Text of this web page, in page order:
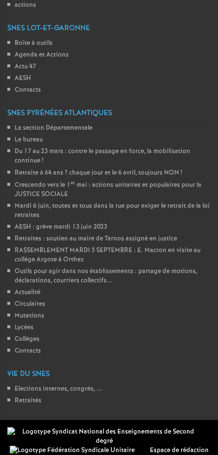
actions
SNES LOT-ET-GARONNE
Boîte à outils
Agenda et Actions
Actu 47
AESH
Contacts
SNES PYRÉNÉES ATLANTIQUES
La section Départementale
Le bureau
Du 17 au 23 mars : contre le passage en force, la mobilisation
continue!
Retraite à 64 ans ? chaque jour et le 6 avril, toujours NON !
Crescendo vers le 1 er mai : actions unitaires et populaires pour la
JUSTICE SOCIALE
Mardi 6 juin, toutes et tous dans la rue pour exiger le retrait de la loi
retraites
AESH : grève mardi 13 juin 2023
Retraites : soutien au maire de Tarnos assigné en justice
RASSEMBLEMENT MARDI 5 SEPTEMBRE : E. Macron en visite au
collège Argote à Orthez
Outils pour agir dans nos établissements : partage de motions,
déclarations, courriers collectifs...
Actualité
Circulaires
Mutations
Lycées
Collèges
Contacts
VIE DU SNES
Elections internes, congrés, ...
Retraités
Espace de rédaction